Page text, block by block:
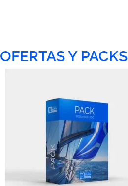
OFERTAS Y PACKS